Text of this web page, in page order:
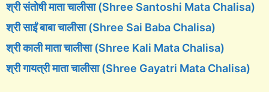
श्री संतोषी माता चालीसा (Shree Santoshi Mata Chalisa)
श्री साईं बाबा चालीसा (Shree Sai Baba Chalisa)
श्री काली माता चालीसा (Shree Kali Mata Chalisa)
श्री गायत्री माता चालीसा (Shree Gayatri Mata Chalisa)